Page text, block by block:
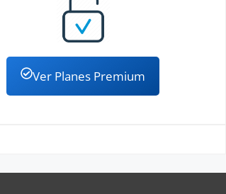
Ver Planes Premium